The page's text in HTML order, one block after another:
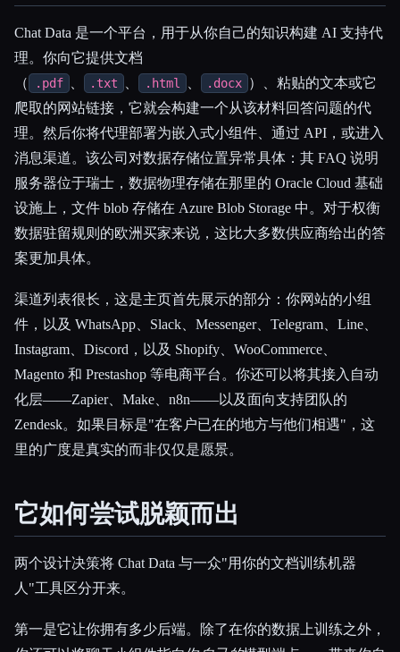
Esc
Chat Data 是一个平台，用于从你自己的知识构建 AI 支持代
理。你向它提供文档
（
.pdf .txt .html .docx ）、粘贴的文本或它
爬取的网站链接，它就会构建一个从该材料回答问题的代
理。然后你将代理部署为嵌入式小组件、通过 API，或进入
消息渠道。该公司对数据存储位置异常具体：其 FAQ 说明
服务器位于瑞士，数据物理存储在那里的 Oracle Cloud 基础
设施上，文件 blob 存储在 Azure Blob Storage 中。对于权衡
数据驻留规则的欧洲买家来说，这比大多数供应商给出的答
案更加具体。
渠道列表很长，这是主页首先展示的部分：你网站的小组
件，以及 WhatsApp、Slack、Messenger、Telegram、Line、
Instagram、Discord，以及 Shopify、WooCommerce、
Magento 和 Prestashop 等电商平台。你还可以将其接入自动
化层——Zapier、Make、n8n——以及面向支持团队的
Zendesk。如果目标是"在客户已在的地方与他们相遇"，这
里的广度是真实的而非仅仅是愿景。
它如何尝试脱颖而出
两个设计决策将 Chat Data 与一众"用你的文档训练机器
人"工具区分开来。
第一是它让你拥有多少后端。除了在你的数据上训练之外，